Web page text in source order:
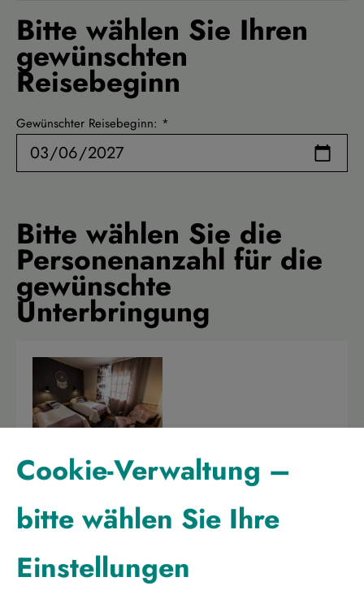
Bitte wählen Sie Ihren
gewünschten
Reisebeginn
Gewünschter Reisebeginn:
Bitte wählen Sie die
Personenanzahl für die
gewünschte
Unterbringung
Hotelzimmer in 2er Belegung
2.723 €
Hotelzimmer in Einzelbelegung
Cookie-Verwaltung –
bitte wählen Sie Ihre
Einstellungen